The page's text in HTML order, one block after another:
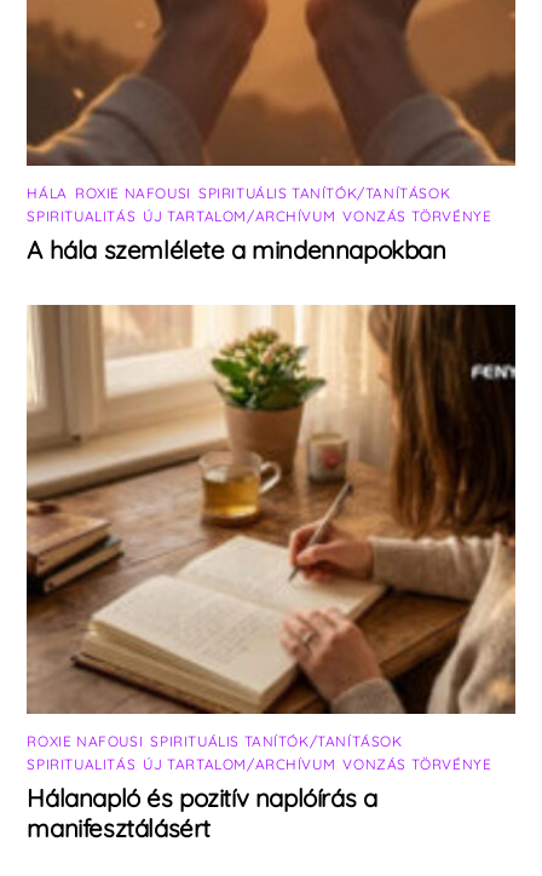
HÁLA ROXIE NAFOUSI SPIRITUÁLIS TANÍTÓK/TANÍTÁSOK
SPIRITUALITÁS ÚJ TARTALOM/ARCHÍVUM ,VONZÁS TÖRVÉNYE
A hála szemlélete a mindennapokban
ROXIE NAFOUSI ,SPIRITUÁLIS TANÍTÓK/TANÍTÁSOK
SPIRITUALITÁS ÚJ TARTALOM/ARCHÍVUM ,VONZÁS TÖRVÉNYE
Hálanapló és pozitív naplóírás a
manifesztálásért